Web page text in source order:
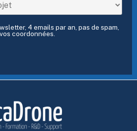
4 emails par an, pas de spam,
coordonnées.